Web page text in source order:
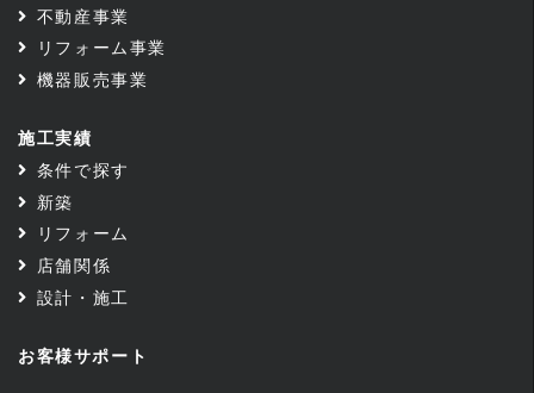
不動産事業
リフォーム事業
機器販売事業
施工実績
条件で探す
新築
リフォーム
店舗関係
設計・施工
お客様サポート